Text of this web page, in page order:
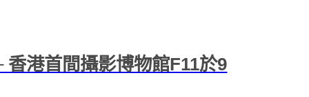
港首間攝影博物館F11於9